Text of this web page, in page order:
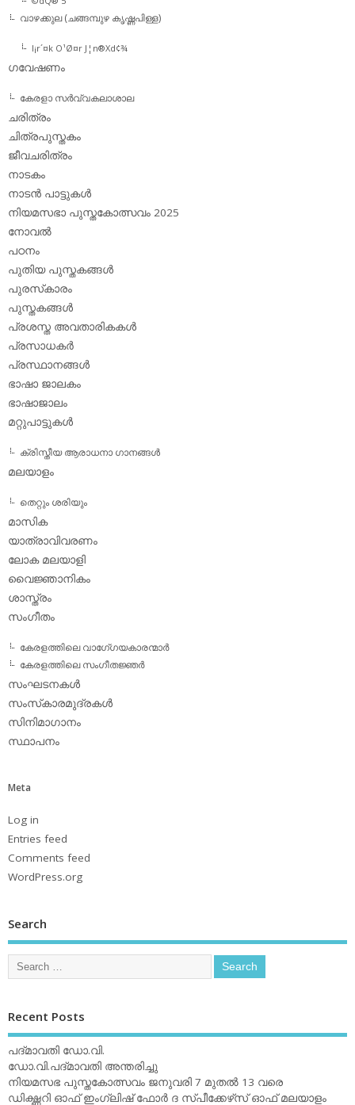
വാഴക്കുല (ചങ്ങമ്പുഴ കൃഷ്ണപിള്ള)
l¡r´¤k O¹Ø¤r J¦n®Xd¢¾
ഗവേഷണം
കേരളാ സര്‍വ്വകലാശാല
ചരിത്രം
ചിത്രപുസ്തകം
ജീവചരിത്രം
നാടകം
നാടന്‍ പാട്ടുകള്‍
നിയമസഭാ പുസ്തകോത്സവം 2025
നോവല്‍
പഠനം
പുതിയ പുസ്തകങ്ങള്‍
പുരസ്‌കാരം
പുസ്തകങ്ങള്‍
പ്രശസ്ത അവതാരികകള്‍
പ്രസാധകര്‍
പ്രസ്ഥാനങ്ങള്‍
ഭാഷാ ജാലകം
ഭാഷാജാലം
മറ്റുപാട്ടുകള്‍
ക്രിസ്തീയ ആരാധനാ ഗാനങ്ങള്‍
മലയാളം
തെറ്റും ശരിയും
മാസിക
യാത്രാവിവരണം
ലോക മലയാളി
വൈജ്ഞാനികം
ശാസ്ത്രം
സംഗീതം
കേരളത്തിലെ വാഗേ്ഗയകാരന്മാര്‍
കേരളത്തിലെ സംഗീതജ്ഞര്‍
സംഘടനകള്‍
സംസ്‌കാരമുദ്രകള്‍
സിനിമാഗാനം
സ്ഥാപനം
Meta
Log in
Entries feed
Comments feed
WordPress.org
Search
Recent Posts
പദ്മാവതി ഡോ.വി.
ഡോ.വി.പദ്മാവതി അന്തരിച്ചു
നിയമസഭ പുസ്തകോത്സവം ജനുവരി 7 മുതല്‍ 13 വരെ
ഡിക്ഷ്ണറി ഓഫ് ഇംഗ്ലിഷ് ഫോര്‍ ദ സ്പീക്കേഴ്‌സ് ഓഫ് മലയാളം